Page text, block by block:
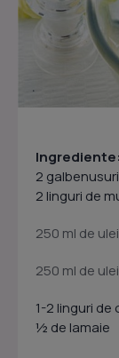
Ingrediente:
2
2 linguri de
250 ml de
250 ml de
1-2 linguri de
½ de lamaie